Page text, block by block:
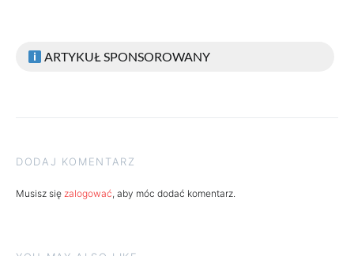
ARTYKUŁ SPONSOROWANY
DODAJ KOMENTARZ
Musisz się zalogować, aby móc dodać komentarz.